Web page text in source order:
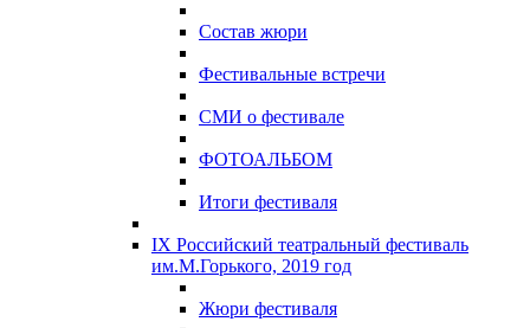
Состав жюри
Фестивальные встречи
СМИ о фестивале
ФОТОАЛЬБОМ
Итоги фестиваля
IX Российский театральный фестиваль
им.М.Горького, 2019 год
Жюри фестиваля